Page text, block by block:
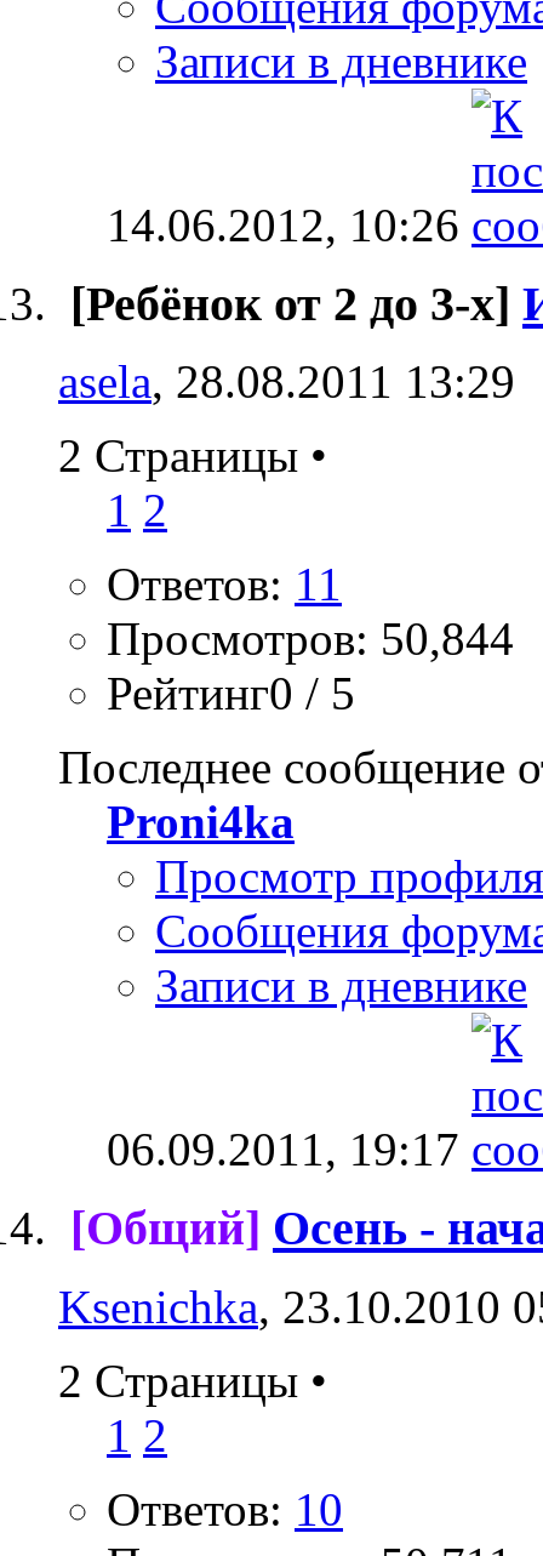
Записи в дневнике
14.06.2012, 10:26
[Ребёнок от 2 до 3-х]
asela, 28.08.2011 13:29
2 Страницы •
1 2
Ответов: 11
Просмотров: 50,844
Рейтинг0 / 5
Последнее сообщение
Proni4ka
Просмотр профиля
Сообщения
Записи в дневнике
06.09.2011, 19:17
[Общий] Осень -
Ksenichka, 23.10.2010
2 Страницы •
1 2
Ответов: 10